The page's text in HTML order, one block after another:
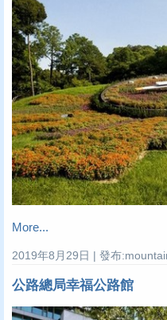
More...
2019年8月29日 | 發布
公路總局幸福公路館